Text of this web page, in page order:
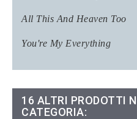
All This And Heaven Too
You're My Everything
16 ALTRI PRODOTTI
CATEGORIA: